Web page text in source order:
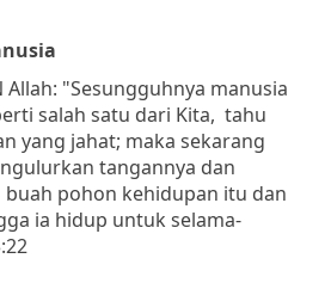
"Sesungguhnya manusia
salah satu dari Kita, tahu
yang jahat; maka sekarang
tangannya dan
pohon kehidupan itu dan
ia hidup untuk selama-